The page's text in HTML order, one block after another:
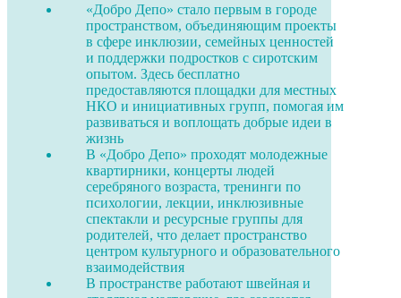
«Добро Депо» стало первым в городе
пространством, объединяющим проекты
в сфере инклюзии, семейных ценностей
и поддержки подростков с сиротским
опытом. Здесь бесплатно
предоставляются площадки для местных
НКО и инициативных групп, помогая им
развиваться и воплощать добрые идеи в
жизнь
В «Добро Депо» проходят молодежные
квартирники, концерты людей
серебряного возраста, тренинги по
психологии, лекции, инклюзивные
спектакли и ресурсные группы для
родителей, что делает пространство
центром культурного и образовательного
взаимодействия
В пространстве работают швейная и